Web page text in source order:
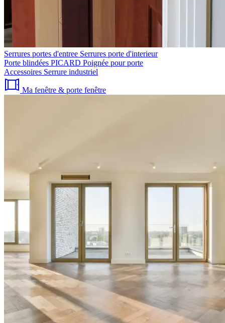
Serrures portes d'entree Serrures porte d'interieur
Porte blindées PICARD Poignée pour porte
Accessoires Serrure industriel
Ma fenêtre & porte fenêtre